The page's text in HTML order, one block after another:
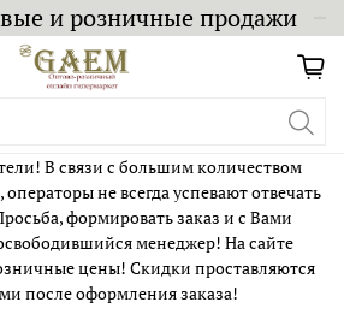
и розничные продажи
В связи с большим количеством
не всегда успевают отвечать
формировать заказ и с Вами
менеджер! На сайте
цены! Скидки проставляются
после оформления заказа!